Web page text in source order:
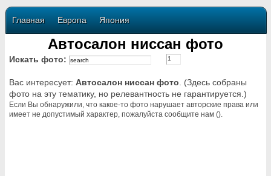
Главная Европа Япония
Автосалон ниссан фото
Искать фото:
Вас интересует: Автосалон ниссан фото . (Здесь собраны
фото на эту тематику, но релевантность не гарантируется.)
Если Вы обнаружили, что какое-то фото нарушает авторские права или
имеет не допустимый характер, пожалуйста сообщите нам ().